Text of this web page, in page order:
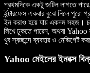
প্রথমদিকে একটু জটিল লাগতে
ইন্টারফেস একবার বুঝে নিলে পুরো
ইন করাও হয়ে যায় একদম সহজ।
লিখে ঢুকতে পারেন, অথবা Yahoo
খুব স্বচ্ছন্দে ব্যবহার ও নেভিগেট
Yahoo মেইলের ইনবক্স